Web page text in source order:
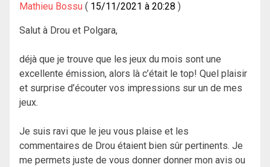
Mathieu Bossu 15/11/2021 à 20:28
Salut à Drou et Polgara,
déjà que je trouve que les jeux du mois sont une
excellente émission, alors là c’était le top! Quel plaisir
et surprise d’écouter vos impressions sur un de mes
jeux.
Je suis ravi que le jeu vous plaise et les
commentaires de Drou étaient bien sûr pertinents. Je
me permets juste de vous donner donner mon avis ou